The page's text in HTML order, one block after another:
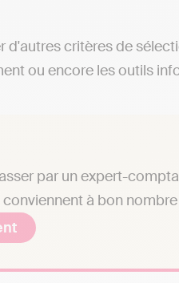
d'autres critères de
ou encore les outils
par un expert-
à bon